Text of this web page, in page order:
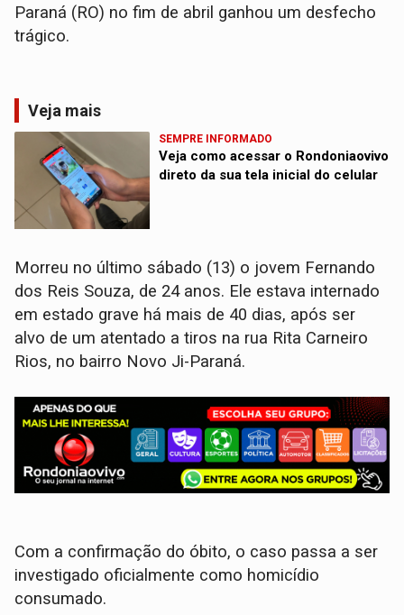
Paraná (RO) no fim de abril ganhou um desfecho
trágico.
Veja mais
SEMPRE INFORMADO
Veja como acessar o Rondoniaovivo
direto da sua tela inicial do celular
Morreu no último sábado (13) o jovem Fernando
dos Reis Souza, de 24 anos. Ele estava internado
em estado grave há mais de 40 dias, após ser
alvo de um atentado a tiros na rua Rita Carneiro
Rios, no bairro Novo Ji-Paraná.
Com a confirmação do óbito, o caso passa a ser
investigado oficialmente como homicídio
consumado.